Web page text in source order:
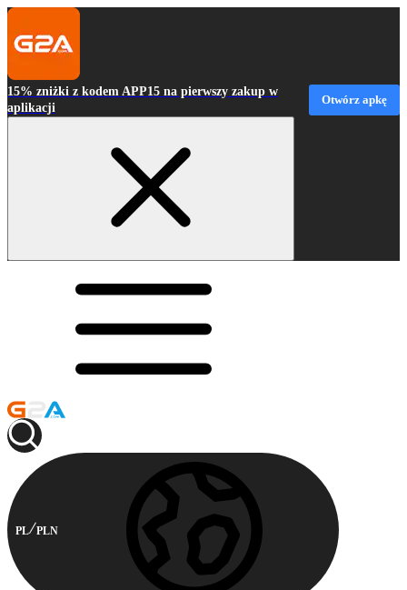
15% zniżki z kodem APP15 na pierwszy zakup w
aplikacji
Otwórz apkę
PL PLN